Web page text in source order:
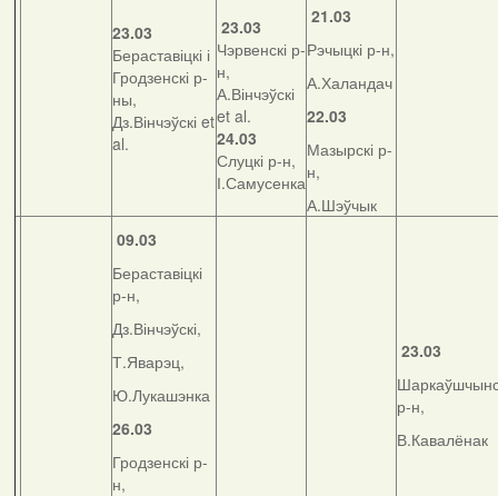
23.03
Бераставіцкі і
Гродзенскі р-
ны,
Дз.Вінчэўскі et
al.
23.03
Чэрвенскі р-
н,
А.Вінчэўскі
et al.
24.03
Слуцкі р-н,
І.Самусенка
21.03
Рэчыцкі р-н,
А.Халандач
22.03
Мазырскі р-
н,
А.Шэўчык
09.03
Бераставіцкі
р-н,
Дз.Вінчэўскі,
Т.Яварэц,
Ю.Лукашэнка
26.03
Гродзенскі р-
н,
23.03
р-н,
В.Кавалёнак